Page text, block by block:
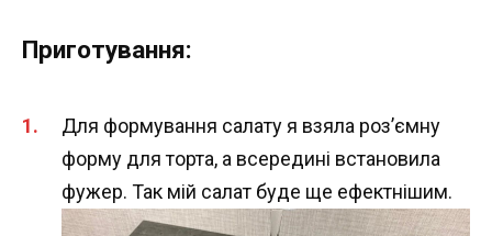
Приготування:
Для формування салату я взяла роз’ємну
форму для торта, а всередині встановила
фужер. Так мій салат буде ще ефектнішим.